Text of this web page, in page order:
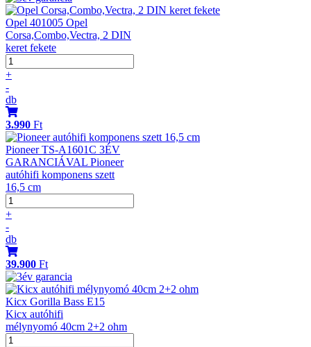
Opel 401005 Opel
Corsa,Combo,Vectra, 2 DIN
keret fekete
+
-
db
3.990 Ft
Pioneer TS-A1601C 3ÉV
GARANCIÁVAL Pioneer
autóhifi komponens szett
16,5 cm
+
-
db
39.900 Ft
Kicx Gorilla Bass E15
Kicx autóhifi
mélynyomó 40cm 2+2 ohm